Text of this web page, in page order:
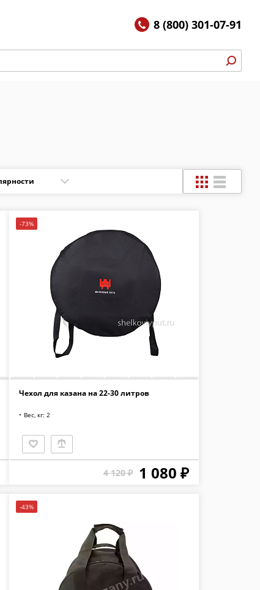
8 (800) 301-07-91
-73%
Чехол для казана на 22-30 литров
Вес, кг: 2
4 120 ₽ 1 080 ₽
-43%